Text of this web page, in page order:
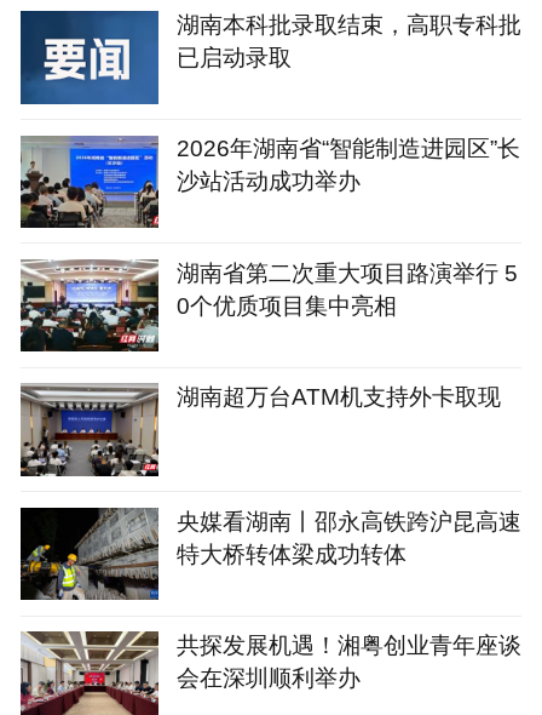
湖南本科批录取结束，高职专科批
已启动录取
2026年湖南省“智能制造进园区”长
沙站活动成功举办
湖南省第二次重大项目路演举行 5
0个优质项目集中亮相
湖南超万台ATM机支持外卡取现
央媒看湖南丨邵永高铁跨沪昆高速
特大桥转体梁成功转体
共探发展机遇！湘粤创业青年座谈
会在深圳顺利举办